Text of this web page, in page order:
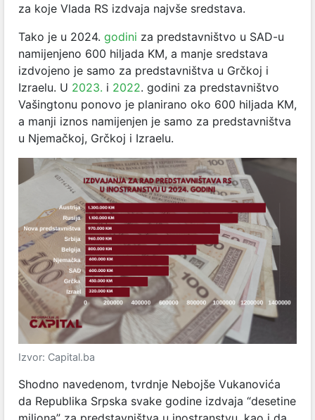
za koje Vlada RS izdvaja najvše sredstava.
Tako je u 2024. godini za predstavništvo u SAD-u
namijenjeno 600 hiljada KM, a manje sredstava
izdvojeno je samo za predstavništva u Grčkoj i
Izraelu. U 2023. i 2022. godini za predstavništvo
Vašingtonu ponovo je planirano oko 600 hiljada KM,
a manji iznos namijenjen je samo za predstavništva
u Njemačkoj, Grčkoj i Izraelu.
Izvor: Capital.ba
Shodno navedenom, tvrdnje Nebojše Vukanovića
da Republika Srpska svake godine izdvaja “desetine